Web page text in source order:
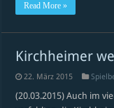
Read More »
Kirchheimer
22. März 2015
(20.03.2015) Auch im